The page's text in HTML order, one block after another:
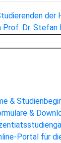
der
Prof. Dr. Stefan
&
&
Portal für